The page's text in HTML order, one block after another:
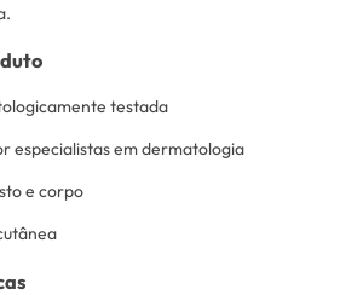
testada
especialistas em dermatologia
e corpo